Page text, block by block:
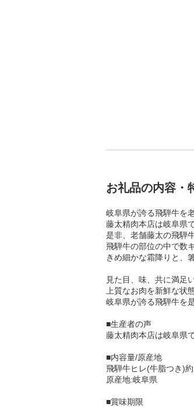
お礼品の内容・
岐阜県が誇る飛騨牛を
藤太精肉本店は岐阜県
是非、老舗藤太の飛騨
飛騨牛の部位の中で数
きめ細かな霜降りと、
見た目、味、共に満足
上質なお肉を新鮮な状
岐阜県が誇る飛騨牛を
■生産者の声
藤太精肉本店は岐阜県
■内容量/原産地
飛騨牛ヒレ(牛脂つき)
原産地:岐阜県
■賞味期限